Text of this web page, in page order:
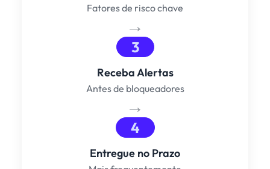
Fatores de risco chave
→
3
Receba Alertas
Antes de bloqueadores
→
4
Entregue no Prazo